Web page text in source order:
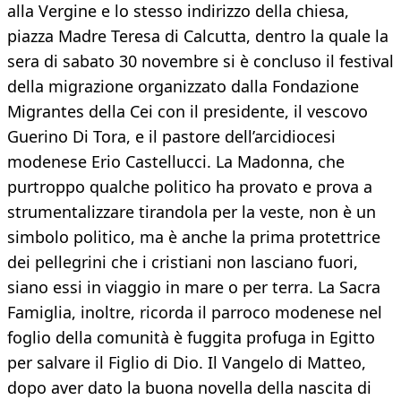
alla Vergine e lo stesso indirizzo della chiesa,
piazza Madre Teresa di Calcutta, dentro la quale la
sera di sabato 30 novembre si è concluso il festival
della migrazione organizzato dalla Fondazione
Migrantes della Cei con il presidente, il vescovo
Guerino Di Tora, e il pastore dell’arcidiocesi
modenese Erio Castellucci. La Madonna, che
purtroppo qualche politico ha provato e prova a
strumentalizzare tirandola per la veste, non è un
simbolo politico, ma è anche la prima protettrice
dei pellegrini che i cristiani non lasciano fuori,
siano essi in viaggio in mare o per terra. La Sacra
Famiglia, inoltre, ricorda il parroco modenese nel
foglio della comunità è fuggita profuga in Egitto
per salvare il Figlio di Dio. Il Vangelo di Matteo,
dopo aver dato la buona novella della nascita di